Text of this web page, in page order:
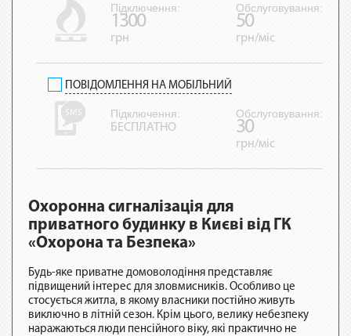
Підключення:
1300
грн
Обслуговування:
50
грн/міс
ПОВІДОМЛЕННЯ НА МОБІЛЬНИЙ
Підключення:
БЕСПЛАТНО
Обслуговування:
30
грн/міс
Охоронна сигналізація для
приватного будинку в Києві від ГК
«Охорона та Безпека»
Будь-яке приватне домоволодіння представляє
підвищений інтерес для зловмисників. Особливо це
стосується житла, в якому власники постійно живуть
виключно в літній сезон. Крім цього, велику небезпеку
наражаються люди пенсійного віку, які практично не